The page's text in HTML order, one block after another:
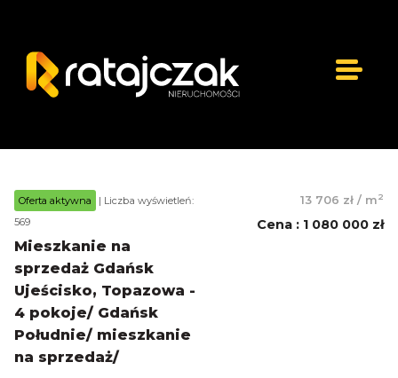
Oferta aktywna
| Liczba wyświetleń:
569
Mieszkanie na
sprzedaż Gdańsk
Ujeścisko, Topazowa -
4 pokoje/ Gdańsk
Południe/ mieszkanie
na sprzedaż/
13 706 zł / m2
Cena : 1 080 000 zł